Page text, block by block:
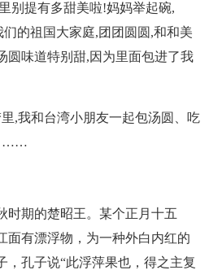
别提有多甜美啦!妈妈举起碗,
的祖国大家庭,团团圆圆,和和美
圆味道特别甜,因为里面包进了我
,我和台湾小朋友一起包汤圆、吃
……
时期的楚昭王。某个正月十五
面有漂浮物，为一种外白内红的
，孔子说“此浮萍果也，得之主复